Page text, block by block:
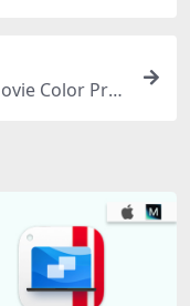
Color Pre